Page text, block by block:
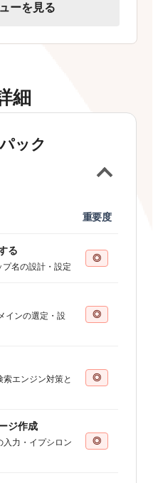
ーを見る
細
ック
重要度
る
プ名の設計・設定
◎
インの選定・設
◎
エンジン対策と
◎
ジ作成
入力・イプシロン
◎